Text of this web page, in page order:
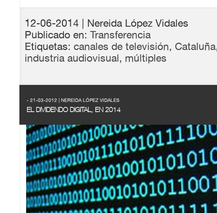
12-06-2014 | Nereida López Vidales
Publicado en: Transferencia
Etiquetas: canales de televisión, Cataluña
industria audiovisual, múltiples
- 21-03-2012 | NEREIDA LÓPEZ VIDALES
EL DIVIDENDO DIGITAL, EN 2014